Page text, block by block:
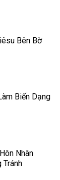
Bên Bờ
Biến Dạng
Nhân
Tránh